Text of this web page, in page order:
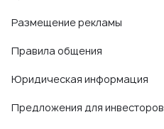
Размещение рекламы
Правила общения
Юридическая информация
Предложения для инвесторов